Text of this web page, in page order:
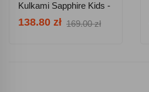
Kulkami Sapphire Kids -
Plac Zabaw
138.80 zł 169.00 zł